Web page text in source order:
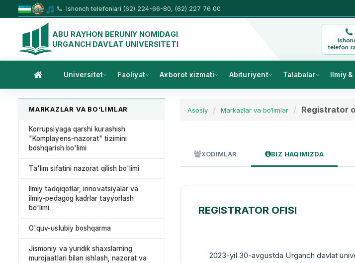
Ishonch telefonlari (62) 224-66-80, (62) 227 76 00
ABU RAYHON BERUNIY NOMIDAGI
URGANCH DAVLAT UNIVERSITETI
telefon
Universitet Faoliyat Axborot xizmati Abituriyent Talabalar Ilmiy
Asosiy Markazlar va bo‘limlar Registrator
XODIMLAR BIZ HAQIMIZDA
REGISTRATOR OFISI
2023-yil 30-avgustda Urganch davlat
MARKAZLAR VA BO‘LIMLAR
Korrupsiyaga qarshi kurashish
"Komplayens-nazorat" tizimini
boshqarish bo'limi
Ta'lim sifatini nazorat qilish bo'limi
Ilmiy tadqiqotlar, innovatsiyalar va
ilmiy-pedagog kadrlar tayyorlash
bo'limi
O'quv-uslubiy boshqarma
Jismoniy va yuridik shaxslarning
murojaatlari bilan ishlash, nazorat va